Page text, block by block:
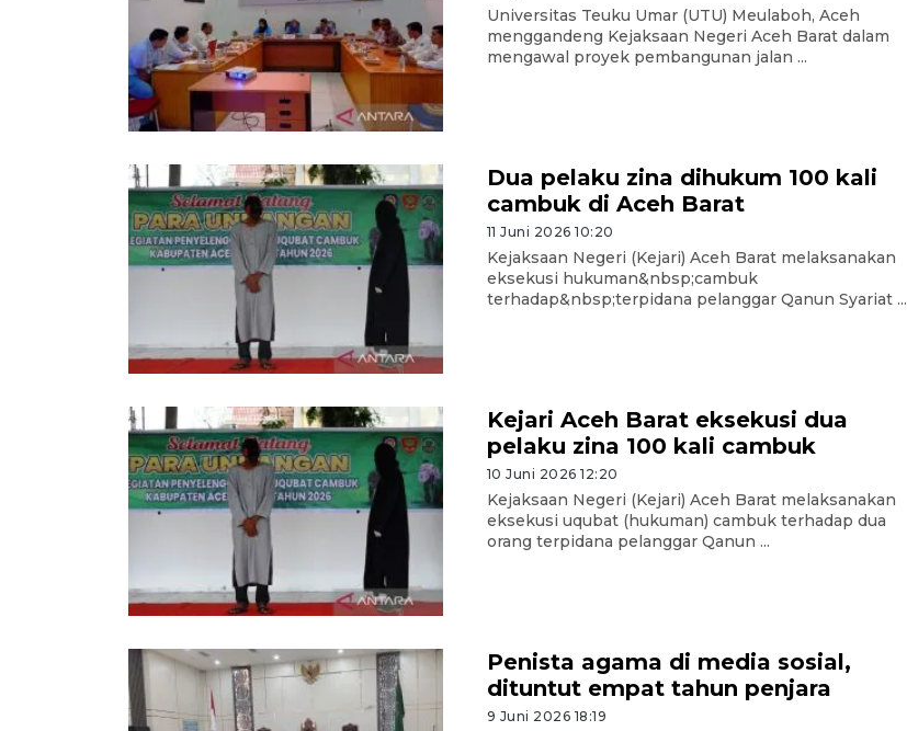
Universitas Teuku Umar (UTU) Meulaboh, Aceh
menggandeng Kejaksaan Negeri Aceh Barat dalam
mengawal proyek pembangunan jalan ...
Dua pelaku zina dihukum 100 kali
cambuk di Aceh Barat
11 Juni 2026 10:20
Kejaksaan Negeri (Kejari) Aceh Barat melaksanakan
eksekusi hukuman&nbsp;cambuk
terhadap&nbsp;terpidana pelanggar Qanun Syariat ...
Kejari Aceh Barat eksekusi dua
pelaku zina 100 kali cambuk
10 Juni 2026 12:20
Kejaksaan Negeri (Kejari) Aceh Barat melaksanakan
eksekusi uqubat (hukuman) cambuk terhadap dua
orang terpidana pelanggar Qanun ...
Penista agama di media sosial,
dituntut empat tahun penjara
9 Juni 2026 18:19